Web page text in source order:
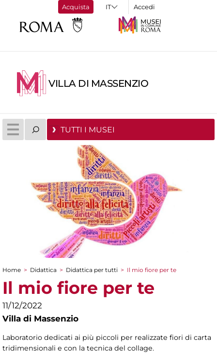
Acquista Accedi
VILLA DI MASSENZIO
TUTTI I MUSEI
Tu sei qui
Home > Didattica > Didattica per tutti > Il mio fiore per te
Il mio fiore per te
11/12/2022
Villa di Massenzio
Laboratorio dedicati ai più piccoli per realizzate fiori di carta
tridimensionali e con la tecnica del collage.